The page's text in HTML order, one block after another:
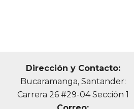
en
la
Dirección y Contacto:
Bucaramanga, Santander:
Carrera 26 #29-04 Sección 1